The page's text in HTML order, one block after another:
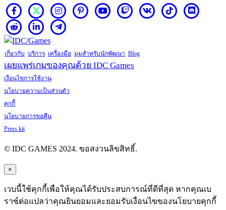
เกี่ยวกับ บริการ เครื่องมือ มุมสำหรับนักพัฒนา Blog
เผยแพร่เกมของคุณด้วย IDC Games
เงื่อนไขการใช้งาน
นโยบายความเป็นส่วนตัว
คุกกี้
นโยบายการขอคืน
Press kit
© IDC GAMES 2024. ขอสงวนลิขสิทธิ์.
×
เวบนี้ใช้คุกกี้เพื่อให้คุณได้รับประสบการณ์ที่ดีที่สุด หากคุณเบ
ราซ์ต่อแปลว่าคุณยินยอมและยอมรับเงื่อนไขของนโยบายคุกกี้